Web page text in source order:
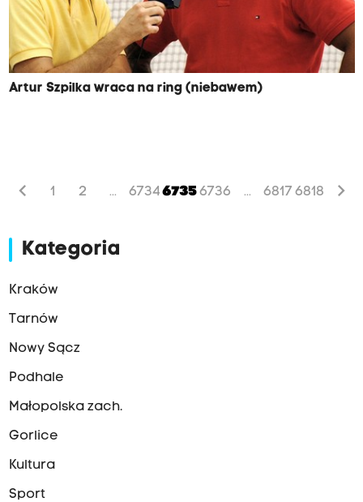
Artur Szpilka wraca na ring (niebawem)
chevron_left 1 2 ... 6734 67356736 ... 6817 6818 chevron_right
Kategoria
Kraków
Tarnów
Nowy Sącz
Podhale
Małopolska zach.
Gorlice
Kultura
Sport